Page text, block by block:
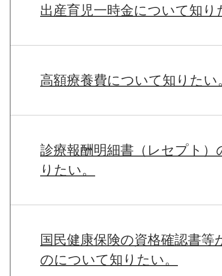
出産育児一時金について知り
高額療養費について知りたい
診療報酬明細書（レセプト
りたい。
国民健康保険の資格確認書
のについて知りたい。